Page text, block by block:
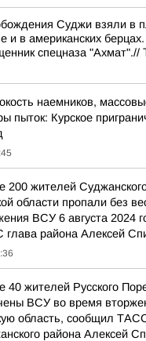
Суджи взяли в
и в американских
спецназа "Ахмат".//
наемников,
пыток: Курское
200 жителей
области пропали без
ВСУ 6 августа 2024
района Алексей
40 жителей Русского
ВСУ во время
область, сообщил
района Алексей